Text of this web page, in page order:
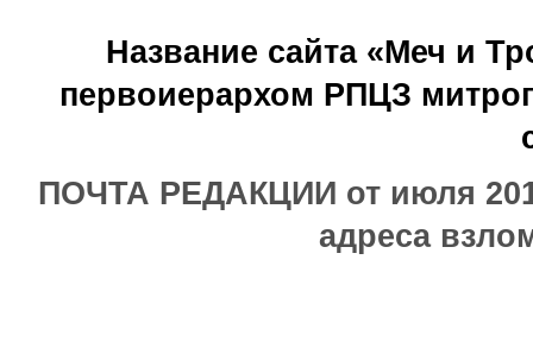
Название сайта «Меч и
первоиерархом РПЦЗ
ПОЧТА РЕДАКЦИИ от июля
адреса